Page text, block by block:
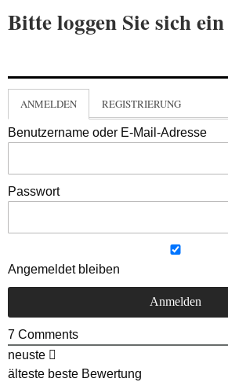
Bitte loggen Sie sich ein
ANMELDEN REGISTRIERUNG
Benutzername oder E-Mail-Adresse
Passwort
Angemeldet bleiben
7 Comments
neuste
älteste beste Bewertung